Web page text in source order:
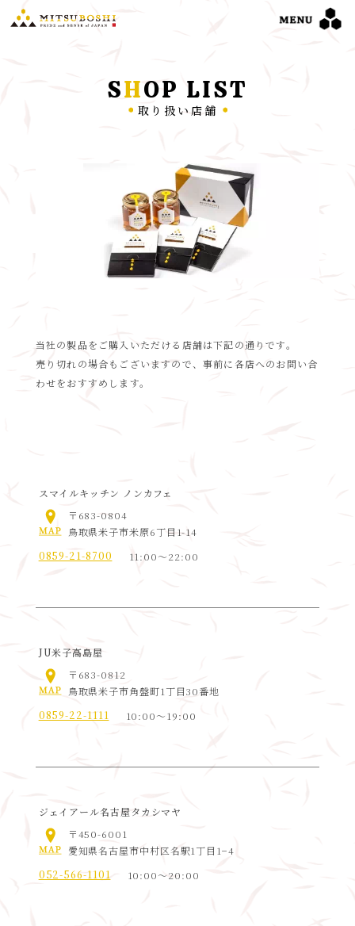
SHOP LIST
取り扱い店舗
当社の製品をご購入いただける店舗は下記の通りです。
売り切れの場合もございますので、事前に各店へのお問い合
わせをおすすめします。
スマイルキッチン ノンカフェ
〒683-0804
鳥取県米子市米原6丁目1-14
0859-21-8700
11:00〜22:00
JU米子高島屋
〒683-0812
鳥取県米子市角盤町1丁目30番地
0859-22-1111
10:00～19:00
ジェイアール名古屋タカシマヤ
〒450-6001
愛知県名古屋市中村区名駅1丁目1−4
052-566-1101
10:00～20:00